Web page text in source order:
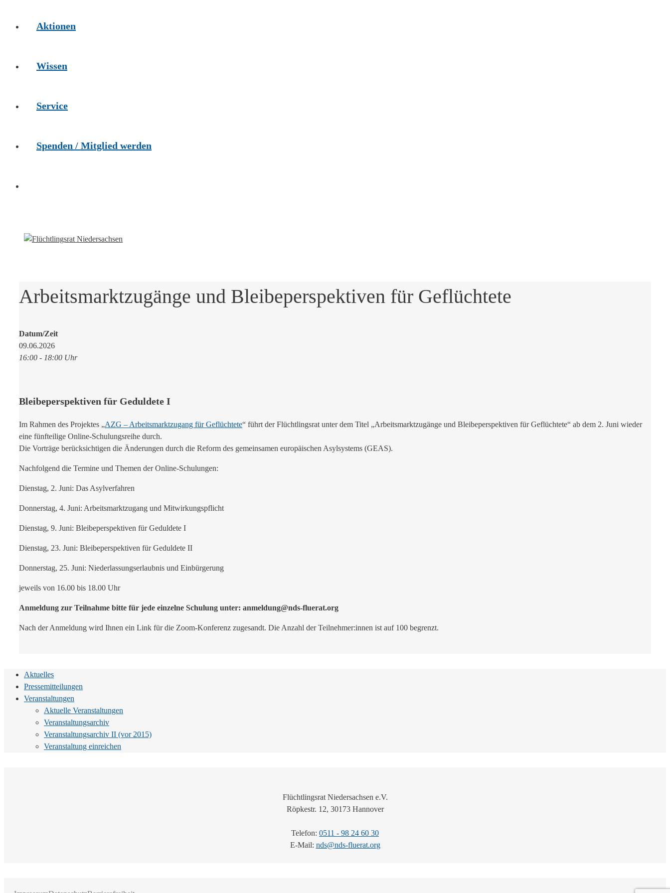
Aktionen
Wissen
Service
Spenden / Mitglied werden
Arbeitsmarktzugänge und Bleibeperspektiven für Geflüchtete
Datum/Zeit
09.06.2026
16:00 - 18:00 Uhr
Bleibeperspektiven für Geduldete I
Im Rahmen des Projektes „AZG – Arbeitsmarktzugang für Geflüchtete“ führt der Flüchtlingsrat unter dem Titel „Arbeitsmarktzugänge und Bleibeperspektiven für Geflüchtete“ ab dem 2. Juni wieder
eine fünfteilige Online-Schulungsreihe durch.
Die Vorträge berücksichtigen die Änderungen durch die Reform des gemeinsamen europäischen Asylsystems (GEAS).
Nachfolgend die Termine und Themen der Online-Schulungen:
Dienstag, 2. Juni: Das Asylverfahren
Donnerstag, 4. Juni: Arbeitsmarktzugang und Mitwirkungspflicht
Dienstag, 9. Juni: Bleibeperspektiven für Geduldete I
Dienstag, 23. Juni: Bleibeperspektiven für Geduldete II
Donnerstag, 25. Juni: Niederlassungserlaubnis und Einbürgerung
jeweils von 16.00 bis 18.00 Uhr
Anmeldung zur Teilnahme bitte für jede einzelne Schulung unter: anmeldung@nds-fluerat.org
Nach der Anmeldung wird Ihnen ein Link für die Zoom-Konferenz zugesandt. Die Anzahl der Teilnehmer:innen ist auf 100 begrenzt.
Aktuelles
Pressemitteilungen
Veranstaltungen
Aktuelle Veranstaltungen
Veranstaltungsarchiv
Veranstaltungsarchiv II (vor 2015)
Veranstaltung einreichen
Flüchtlingsrat Niedersachsen e.V.
Röpkestr. 12, 30173 Hannover
Telefon: 0511 - 98 24 60 30
E-Mail: nds@nds-fluerat.org